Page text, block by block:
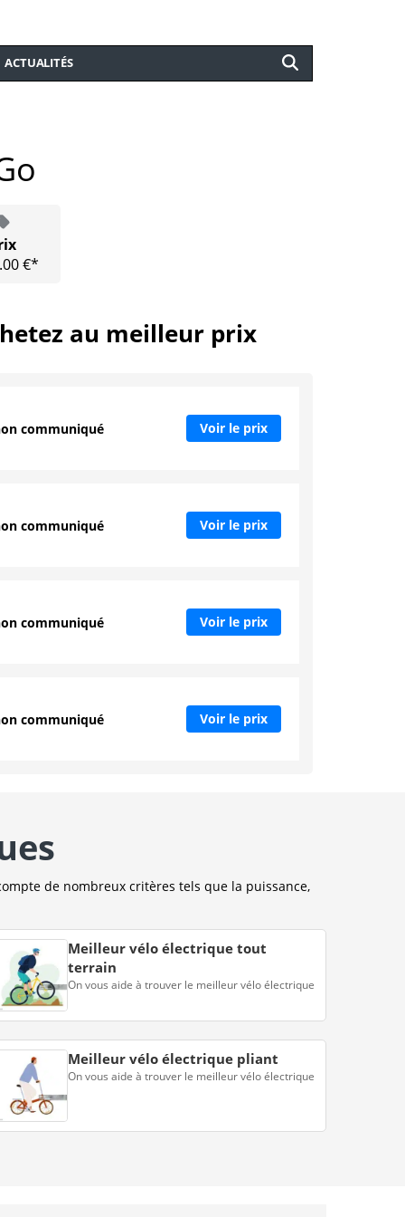
ACTUALITÉS
€*
au meilleur prix
communiqué Voir le prix
communiqué Voir le prix
communiqué Voir le prix
communiqué Voir le prix
de nombreux critères tels que la puissance,
Meilleur vélo électrique tout
terrain
On vous aide à trouver le meilleur vélo électrique
Meilleur vélo électrique pliant
On vous aide à trouver le meilleur vélo électrique